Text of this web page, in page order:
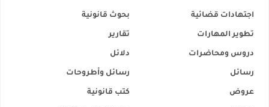
اجتهادات قضائية بحوث قانونية
تطوير المهارات تقارير
دروس ومحاضرات دلائل
رسائل رسائل وأطروحات
عروض كتب قانونية